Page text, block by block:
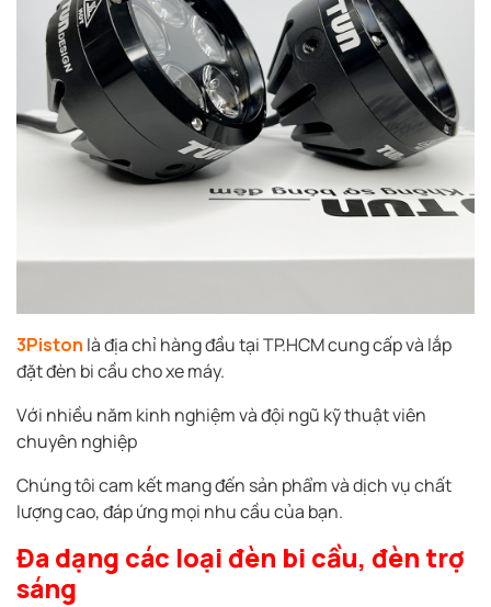
3Piston là địa chỉ hàng đầu tại TP.HCM cung cấp và lắp
đặt đèn bi cầu cho xe máy.
Với nhiều năm kinh nghiệm và đội ngũ kỹ thuật viên
chuyên nghiệp
Chúng tôi cam kết mang đến sản phẩm và dịch vụ chất
lượng cao, đáp ứng mọi nhu cầu của bạn.
Đa dạng các loại đèn bi cầu, đèn trợ
sáng